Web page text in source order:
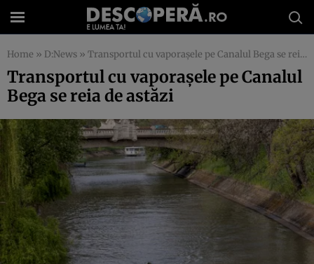
Home » D:News » Transportul cu vaporașele pe Canalul Bega se reia de astăzi
Transportul cu vaporașele pe Canalul
Bega se reia de astăzi